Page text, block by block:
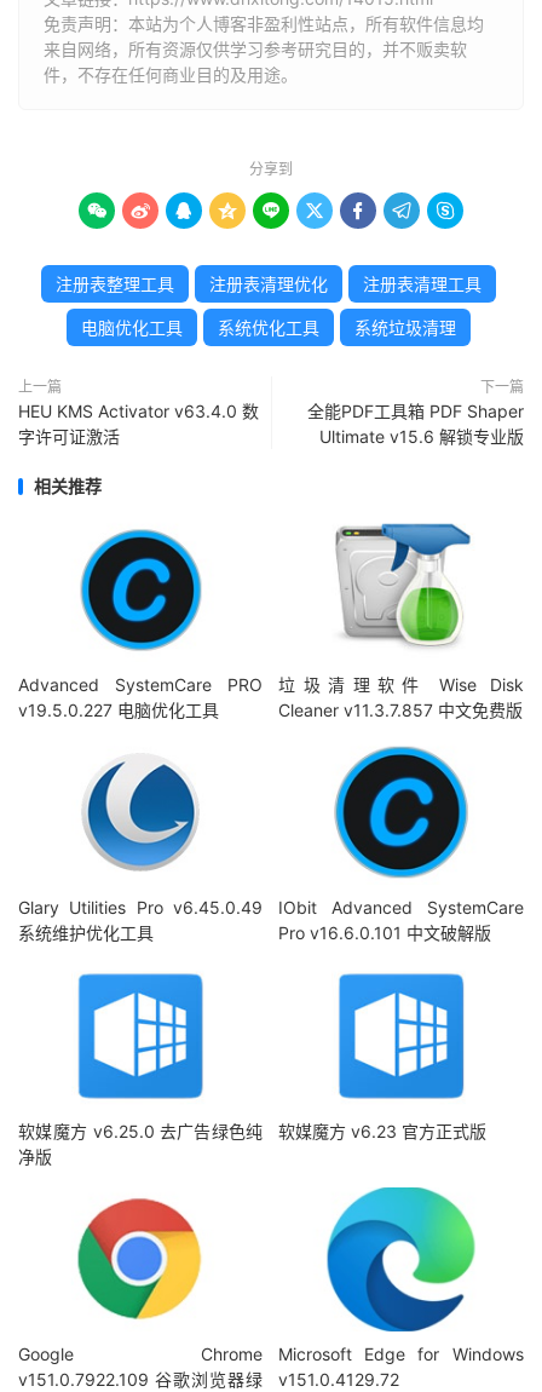
免责声明：本站为个人博客非盈利性站点，所有软件信息均
来自网络，所有资源仅供学习参考研究目的，并不贩卖软
件，不存在任何商业目的及用途。
分享到
        
注册表整理工具 注册表清理优化 注册表清理工具
电脑优化工具 系统优化工具 系统垃圾清理
上一篇
HEU KMS Activator v63.4.0 数
字许可证激活
下一篇
全能PDF工具箱 PDF Shaper
Ultimate v15.6 解锁专业版
相关推荐
Advanced SystemCare PRO
v19.5.0.227 电脑优化工具
垃圾清理软件 Wise Disk
Cleaner v11.3.7.857 中文免费版
Glary Utilities Pro v6.45.0.49
系统维护优化工具
IObit Advanced SystemCare
Pro v16.6.0.101 中文破解版
软媒魔方 v6.25.0 去广告绿色纯
净版
软媒魔方 v6.23 官方正式版
Google Chrome
v151.0.7922.109 谷歌浏览器绿
Microsoft Edge for Windows
v151.0.4129.72